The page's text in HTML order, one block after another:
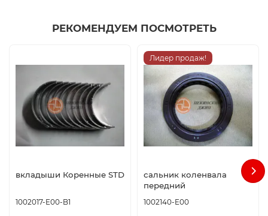
РЕКОМЕНДУЕМ ПОСМОТРЕТЬ
вкладыши Коренные STD
1002017-E00-B1
Лидер продаж!
сальник коленвала
передний
1002140-E00